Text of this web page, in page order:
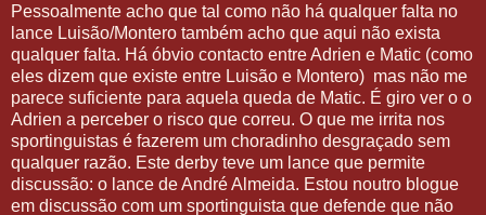
Pessoalmente acho que tal como não há qualquer falta no
lance Luisão/Montero também acho que aqui não exista
qualquer falta. Há óbvio contacto entre Adrien e Matic (como
eles dizem que existe entre Luisão e Montero) mas não me
parece suficiente para aquela queda de Matic. É giro ver o o
Adrien a perceber o risco que correu. O que me irrita nos
sportinguistas é fazerem um choradinho desgraçado sem
qualquer razão. Este derby teve um lance que permite
discussão: o lance de André Almeida. Estou noutro blogue
em discussão com um sportinguista que defende que não